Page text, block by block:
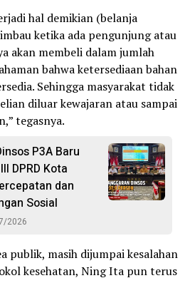
hal demikian (belanja
ketika ada pengunjung atau
akan membeli dalam jumlah
bahwa ketersediaan bahan
Sehingga masyarakat tidak
diluar kewajaran atau sampai
tegasnya.
P3A Baru
DPRD Kota
dan
Sosial
2026
publik, masih dijumpai kesalahan
kesehatan, Ning Ita pun terus